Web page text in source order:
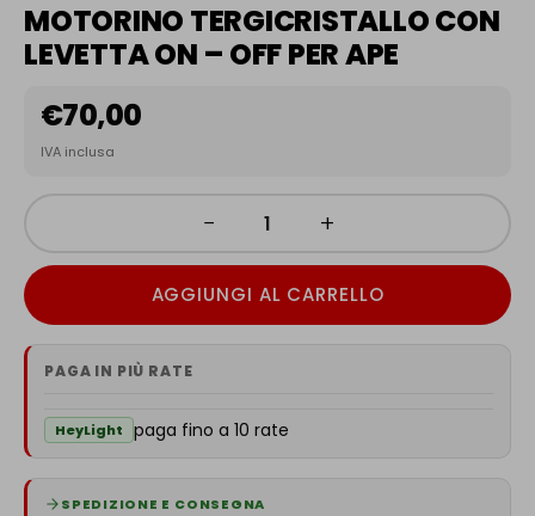
MOTORINO TERGICRISTALLO CON
LEVETTA ON – OFF PER APE
€70,00
IVA inclusa
− +
AGGIUNGI AL CARRELLO
PAGA IN PIÙ RATE
HeyLight paga fino a 10 rate
SPEDIZIONE E CONSEGNA